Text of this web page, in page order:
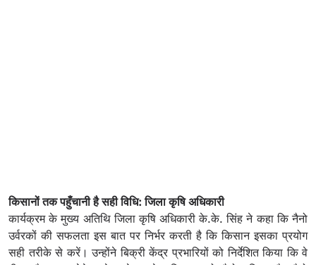
किसानों तक पहुँचानी है सही विधि: जिला कृषि अधिकारी
कार्यक्रम के मुख्य अतिथि जिला कृषि अधिकारी के.के. सिंह ने कहा कि नैनो
उर्वरकों की सफलता इस बात पर निर्भर करती है कि किसान इसका प्रयोग
सही तरीके से करें। उन्होंने बिक्री केंद्र प्रभारियों को निर्देशित किया कि वे